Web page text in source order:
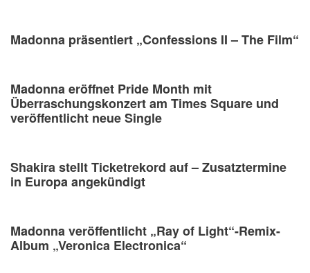
Madonna präsentiert „Confessions II – The Film“
Madonna eröffnet Pride Month mit
Überraschungskonzert am Times Square und
veröffentlicht neue Single
Shakira stellt Ticketrekord auf – Zusatztermine
in Europa angekündigt
Madonna veröffentlicht „Ray of Light“-Remix-
Album „Veronica Electronica“